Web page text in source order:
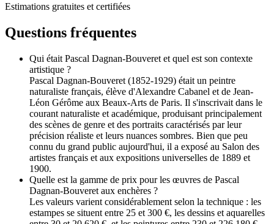
Estimations gratuites et certifiées
Questions fréquentes
Qui était Pascal Dagnan-Bouveret et quel est son contexte
artistique ?
Pascal Dagnan-Bouveret (1852-1929) était un peintre
naturaliste français, élève d'Alexandre Cabanel et de Jean-
Léon Gérôme aux Beaux-Arts de Paris. Il s'inscrivait dans le
courant naturaliste et académique, produisant principalement
des scènes de genre et des portraits caractérisés par leur
précision réaliste et leurs nuances sombres. Bien que peu
connu du grand public aujourd'hui, il a exposé au Salon des
artistes français et aux expositions universelles de 1889 et
1900.
Quelle est la gamme de prix pour les œuvres de Pascal
Dagnan-Bouveret aux enchères ?
Les valeurs varient considérablement selon la technique : les
estampes se situent entre 25 et 300 €, les dessins et aquarelles